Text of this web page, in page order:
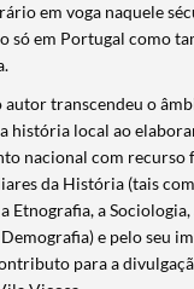
em voga naquele
só em Portugal como
autor transcendeu o
história local ao
nacional com recurso
da História (tais
Etnografia, a Sociologia,
Demografia) e pelo seu
para a